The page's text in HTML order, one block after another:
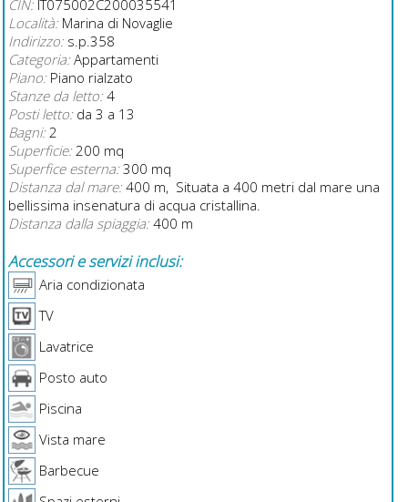
CIN:IT075002C200035541
Località: Marina di Novaglie
Indirizzo:s.p.358
Categoria:Appartamenti
Piano:Piano rialzato
Stanze da letto:4
Posti letto:da 3 a 13
Bagni:2
Superficie:200 mq
Superfice esterna:300 mq
Distanza dal mare:400 m, Situata a 400 metri dal mare una
bellissima insenatura di acqua cristallina.
Distanza dalla spiaggia:400 m
Accessori e servizi inclusi:
Aria condizionata
TV
Lavatrice
Posto auto
Piscina
Vista mare
Barbecue